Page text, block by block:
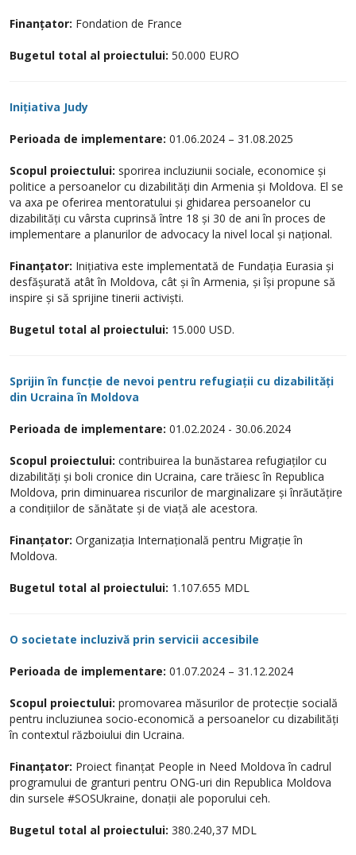
Finanțator: Fondation de France
Bugetul total al proiectului: 50.000 EURO
Inițiativa Judy
Perioada de implementare: 01.06.2024 – 31.08.2025
Scopul proiectului: sporirea incluziunii sociale, economice și
politice a persoanelor cu dizabilități din Armenia și Moldova. El se
va axa pe oferirea mentoratului și ghidarea persoanelor cu
dizabilități cu vârsta cuprinsă între 18 și 30 de ani în proces de
implementare a planurilor de advocacy la nivel local și național.
Finanțator: Inițiativa este implementată de Fundația Eurasia și
desfășurată atât în Moldova, cât și în Armenia, și își propune să
inspire și să sprijine tinerii activiști.
Bugetul total al proiectului: 15.000 USD.
Sprijin în funcție de nevoi pentru refugiații cu dizabilități
din Ucraina în Moldova
Perioada de implementare: 01.02.2024 - 30.06.2024
Scopul proiectului: contribuirea la bunăstarea refugiaților cu
dizabilități și boli cronice din Ucraina, care trăiesc în Republica
Moldova, prin diminuarea riscurilor de marginalizare și înrăutățire
a condițiilor de sănătate și de viață ale acestora.
Finanțator: Organizația Internațională pentru Migrație în
Moldova.
Bugetul total al proiectului: 1.107.655 MDL
O societate incluzivă prin servicii accesibile
Perioada de implementare: 01.07.2024 – 31.12.2024
Scopul proiectului: promovarea măsurilor de protecție socială
pentru incluziunea socio-economică a persoanelor cu dizabilități
în contextul războiului din Ucraina.
Finanțator: Proiect finanțat People in Need Moldova în cadrul
programului de granturi pentru ONG-uri din Republica Moldova
din sursele #SOSUkraine, donații ale poporului ceh.
Bugetul total al proiectului: 380.240,37 MDL